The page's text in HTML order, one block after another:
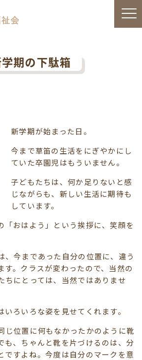
学期の下駄箱
新学期が始まった日。
今まで草笛の生活をにぎやかにし
ていた卒園児はもういません。
子どもたちは、何か足りないと感
じながらも、新しい生活に期待も
しています。
「おはよう」という挨拶に、笑顔を
、今まであった自分の位置に、違う
す。クラスが変わったので、当然の
ちにとっては、当然ではありませ
ろいろな姿を見せてくれます。
じ位置に何もなかったかのように靴
も、ちゃんと靴を片づけるのは、分
ですよね。今度は自分のマークを意